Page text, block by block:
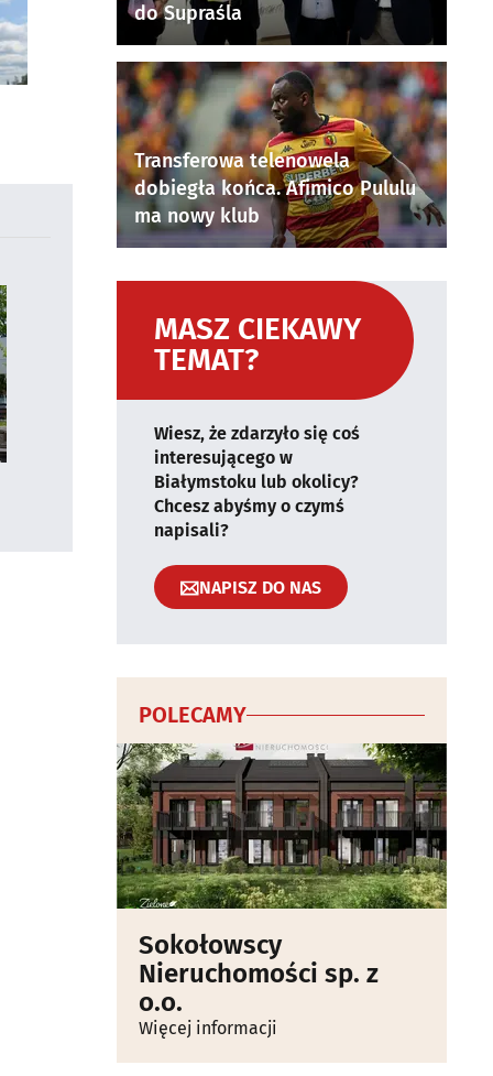
do Supraśla
Transferowa telenowela
dobiegła końca. Afimico Pululu
ma nowy klub
MASZ CIEKAWY
TEMAT?
Wiesz, że zdarzyło się coś
interesującego w
Białymstoku lub okolicy?
Chcesz abyśmy o czymś
napisali?
NAPISZ DO NAS
POLECAMY
Sokołowscy
Nieruchomości sp. z
o.o.
Więcej informacji